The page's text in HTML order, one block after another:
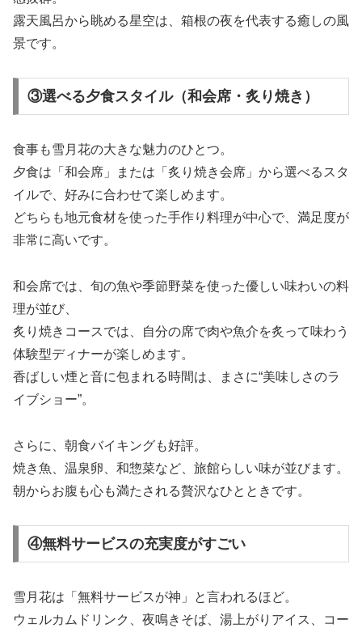
露天風呂から眺める星空は、箱根の夜を代表する癒しの風
景です。
③選べる夕食スタイル（和会席・炙り焼き）
食事も雪月花の大きな魅力のひとつ。
夕食は「和会席」または「炙り焼き会席」から選べるスタ
イルで、好みに合わせて楽しめます。
どちらも地元食材を使った手作り料理が中心で、満足度が
非常に高いです。
和会席では、旬の魚や季節野菜を使った優しい味わいの料
理が並び、
炙り焼きコースでは、自分の席で肉や魚介を炙って味わう
体験型ディナーが楽しめます。
香ばしい煙と音に包まれる時間は、まさに“美味しさのラ
イブショー”。
さらに、朝食バイキングも好評。
焼き魚、温泉卵、和惣菜など、旅館らしい味が並びます。
朝からお腹も心も満たされる贅沢なひとときです。
④無料サービスの充実度がすごい
雪月花は「無料サービスが神」と言われるほど。
ウェルカムドリンク、夜鳴きそば、湯上がりアイス、コー